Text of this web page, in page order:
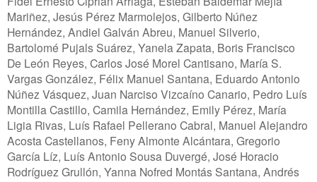
Mariñez, Jesús Pérez Marmolejos, Gilberto Núñez
Hernández, Andiel Galván Abreu, Manuel Silverio,
Bartolomé Pujals Suárez, Yanela Zapata, Boris Francisco
De León Reyes, Carlos José Morel Cantisano, María S.
Vargas González, Félix Manuel Santana, Eduardo Antonio
Núñez Vásquez, Juan Narciso Vizcaíno Canario, Pedro Luís
Montilla Castillo, Camila Hernández, Emily Pérez, María
Ligia Rivas, Luís Rafael Pellerano Cabral, Manuel Alejandro
Acosta Castellanos, Feny Almonte Alcántara, Gregorio
García Líz, Luís Antonio Sousa Duvergé, José Horacio
Rodríguez Grullón, Yanna Nofred Montás Santana, Andrés